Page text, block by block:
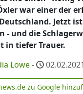
war einer der
Jetzt
- und die
in tiefer Trauer.
Löwe-
zu Google